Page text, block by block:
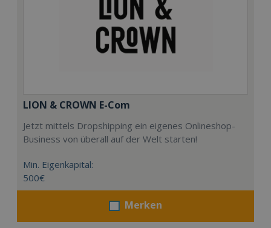
LION & CROWN E-Com
Jetzt mittels Dropshipping ein eigenes Onlineshop-
Business von überall auf der Welt starten!
Min. Eigenkapital:
500€
Merken